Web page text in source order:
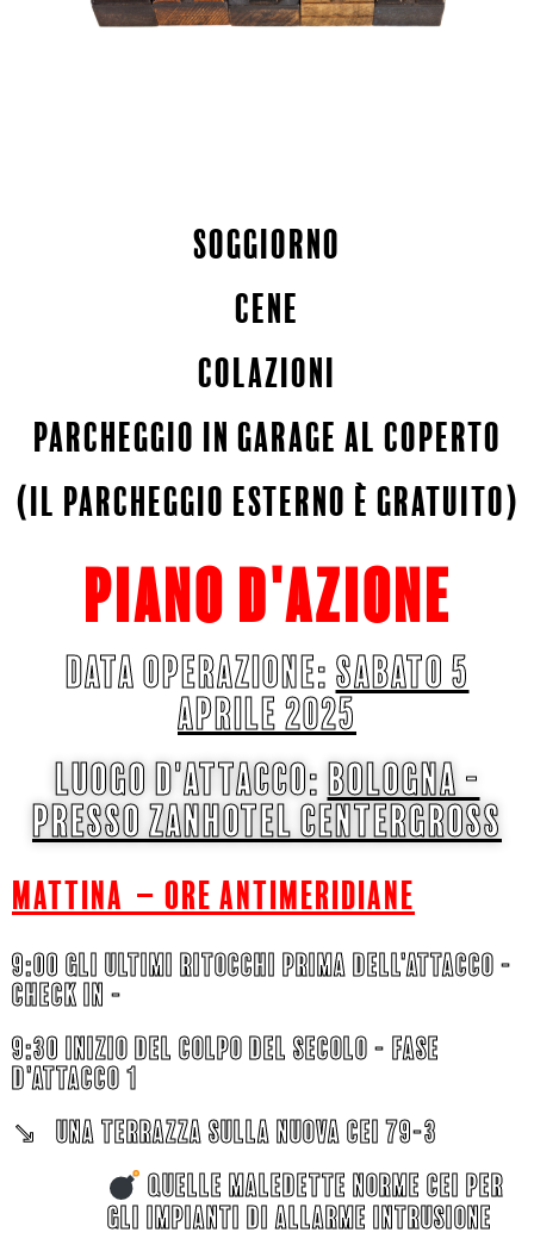
soggiorno
cene
colazioni
parcheggio in garage al coperto
(il parcheggio esterno è gratuito)
PIANO D'AZIONE
data OPERAZIONE: sabato 5
aprile 2025
luogo d'attacco: bologna -
PRESSO ZANHOTEL CENTERGROSS
mattina – ORE ANTIMERIDIANE
9:00 GLI ULTIMI RITOCCHI PRIMA DELL'ATTACCO -
check in -
9:30 INIZIO DEL COLPO DEL SECOLO - FASE
D'ATTACCO 1
↘︎ UNA TERRAZZA sulla nuova CEi 79-3
QUELLE MALEDETTE NORME CEI PER
GLI IMPIANTI DI ALLARME INTRUSIONE